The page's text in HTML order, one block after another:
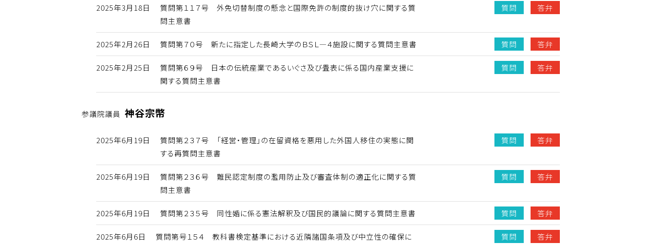
2025年3月18日
質問第１１７号 外免切替制度の懸念と国際免許の制度的抜け穴に関する質
問主意書
質問 答弁
2025年2月26日 質問第７０号 新たに指定した長崎大学のＢＳＬ―４施設に関する質問主意書 質問 答弁
2025年2月25日
質問第６９号 日本の伝統産業であるいぐさ及び畳表に係る国内産業支援に
関する質問主意書
質問 答弁
参議院議員 神谷宗幣
2025年6月19日
質問第２３７号 「経営・管理」の在留資格を悪用した外国人移住の実態に関
する再質問主意書
質問 答弁
2025年6月19日
質問第２３６号 難民認定制度の濫用防止及び審査体制の適正化に関する質
問主意書
質問 答弁
2025年6月19日 質問第２３５号 同性婚に係る憲法解釈及び国民的議論に関する質問主意書 質問 答弁
2025年6月6日
質問第号１５４ 教科書検定基準における近隣諸国条項及び中立性の確保に
質問 答弁